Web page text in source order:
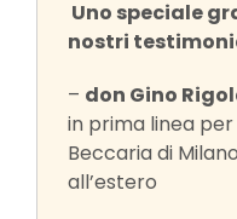
Uno speciale
nostri
– don Gino
in prima linea
Beccaria di
all’estero